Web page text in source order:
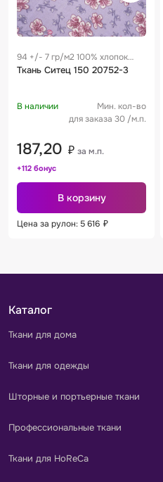
94 +/- 7 гр/м2 100% хлопок
0.28 м
Ткань Ситец 150 20752-3
В наличии
Мин. кол-во
для заказа 30 /м.п.
187,20 ₽ за м.п.
+112 бонус
В корзину
Цена за рулон: 5 616 ₽
Каталог
Ткани для дома
Ткани для одежды
Шторные и портьерные ткани
Профессиональные ткани
Ткани для HoReCa